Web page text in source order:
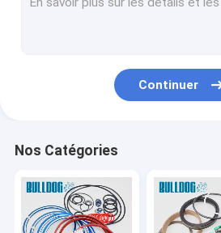
Continuer
Nos Catégories